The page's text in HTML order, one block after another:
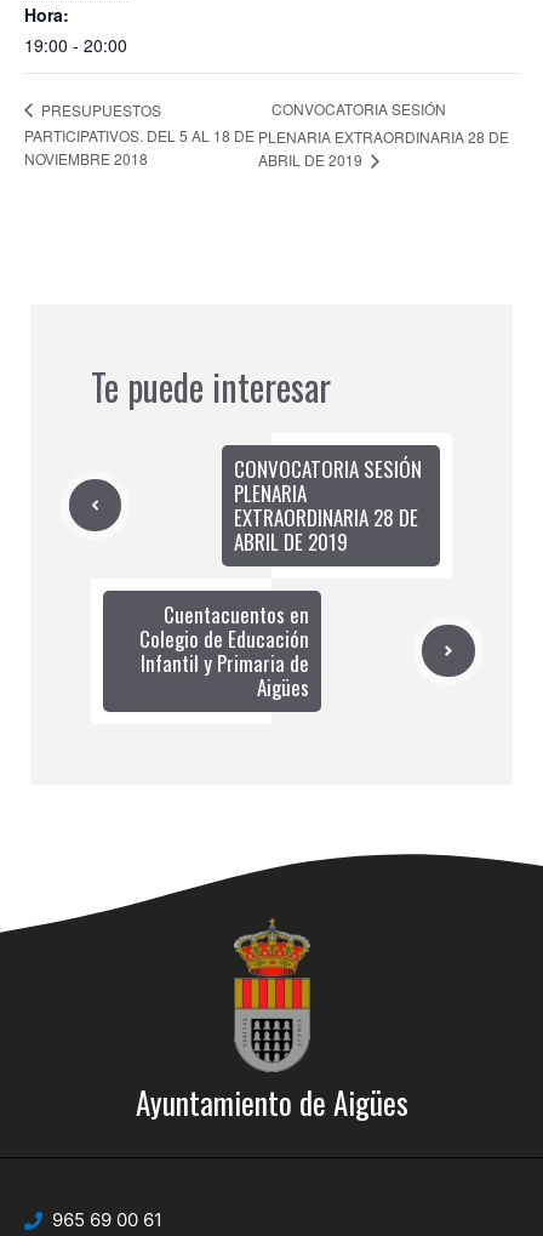
Hora:
19:00 - 20:00
PRESUPUESTOS
PARTICIPATIVOS. DEL 5 AL 18 DE
NOVIEMBRE 2018
CONVOCATORIA SESIÓN
PLENARIA EXTRAORDINARIA 28 DE
ABRIL DE 2019
Te puede interesar
CONVOCATORIA SESIÓN
PLENARIA
EXTRAORDINARIA 28 DE
ABRIL DE 2019
Cuentacuentos en
Colegio de Educación
Infantil y Primaria de
Aigües
Ayuntamiento de Aigües
965 69 00 61